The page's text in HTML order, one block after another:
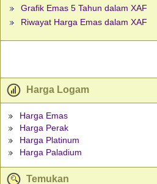
Grafik Emas 5 Tahun dalam XAF
Riwayat Harga Emas dalam XAF
Harga Logam
Harga Emas
Harga Perak
Harga Platinum
Harga Paladium
Temukan